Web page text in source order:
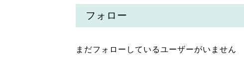
フォロー
まだフォローしているユーザーがいません